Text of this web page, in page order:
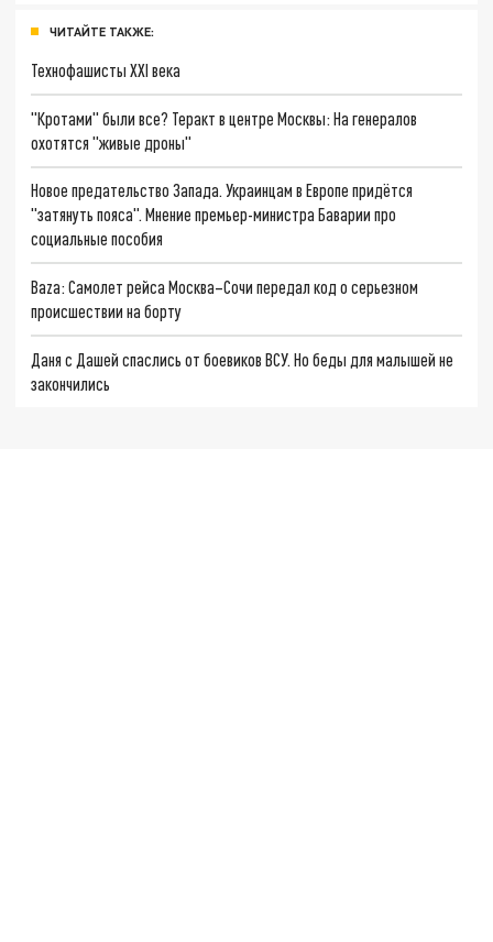
ЧИТАЙТЕ ТАКЖЕ:
Технофашисты XXI века
"Кротами" были все? Теракт в центре Москвы: На генералов
охотятся "живые дроны"
Новое предательство Запада. Украинцам в Европе придётся
"затянуть пояса". Мнение премьер-министра Баварии про
социальные пособия
Baza: Самолет рейса Москва–Сочи передал код о серьезном
происшествии на борту
Даня с Дашей спаслись от боевиков ВСУ. Но беды для малышей не
закончились